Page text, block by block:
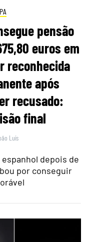
pensão
euros em
reconhecida
após
recusado:
final
Luís
depois de
por conseguir